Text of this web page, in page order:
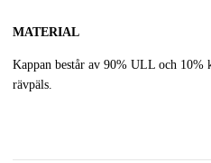
MATERIAL
Kappan består av 90% ULL och 10%
rävpäls.